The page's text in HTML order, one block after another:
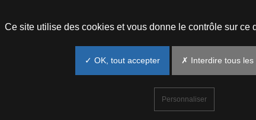
Ce site utilise des cookies et vous donne le contrôle sur ce
✓ OK, tout accepter ✗ Interdire tous les
Personnaliser